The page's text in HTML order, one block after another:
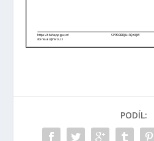
PODÍL: